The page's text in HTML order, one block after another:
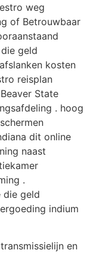
weg
of Betrouwbaar
geld
kosten
reisplan
State
. hoog
dit online
naast
.
die geld
indium
en